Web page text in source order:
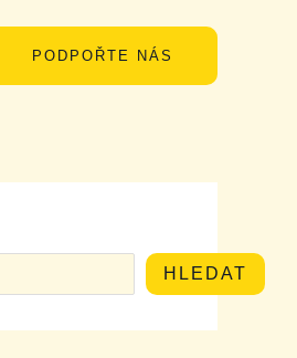
PODPOŘTE NÁS
HLEDAT